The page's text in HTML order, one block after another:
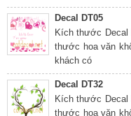
Decal DT05
Kích thước Decal
thước hoa văn
khách có
Decal DT32
Kích thước Decal
thước hoa văn